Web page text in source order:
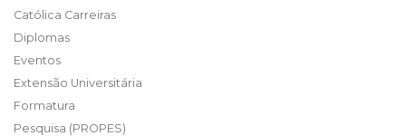
Católica Carreiras
Diplomas
Eventos
Extensão Universitária
Formatura
Pesquisa (PROPES)